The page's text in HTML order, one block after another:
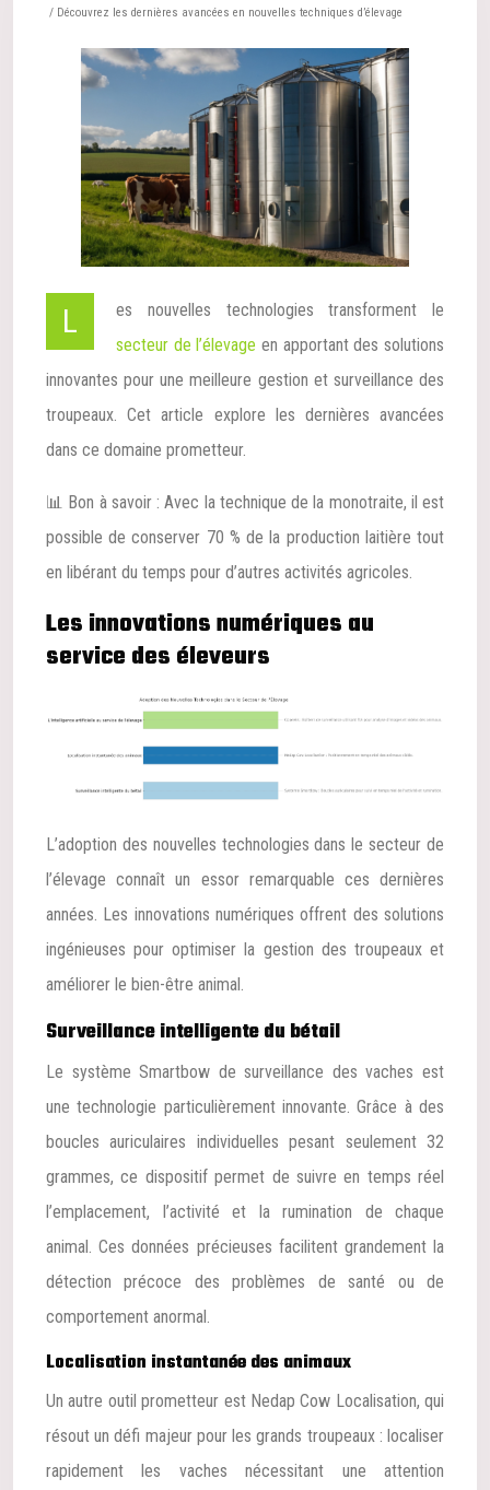
/ Découvrez les dernières avancées en nouvelles techniques d’élevage
Les nouvelles technologies transforment le
secteur de l’élevage en apportant des solutions
innovantes pour une meilleure gestion et surveillance des
troupeaux. Cet article explore les dernières avancées
dans ce domaine prometteur.
📊 Bon à savoir : Avec la technique de la monotraite, il est
possible de conserver 70 % de la production laitière tout
en libérant du temps pour d’autres activités agricoles.
Les innovations numériques au
service des éleveurs
L’adoption des nouvelles technologies dans le secteur de
l’élevage connaît un essor remarquable ces dernières
années. Les innovations numériques offrent des solutions
ingénieuses pour optimiser la gestion des troupeaux et
améliorer le bien-être animal.
Surveillance intelligente du bétail
Le système Smartbow de surveillance des vaches est
une technologie particulièrement innovante. Grâce à des
boucles auriculaires individuelles pesant seulement 32
grammes, ce dispositif permet de suivre en temps réel
l’emplacement, l’activité et la rumination de chaque
animal. Ces données précieuses facilitent grandement la
détection précoce des problèmes de santé ou de
comportement anormal.
Localisation instantanée des animaux
Un autre outil prometteur est Nedap Cow Localisation, qui
résout un défi majeur pour les grands troupeaux : localiser
rapidement les vaches nécessitant une attention